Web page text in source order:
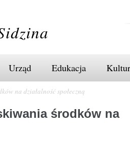
Urząd Edukacja
na działalność społeczną
środków na